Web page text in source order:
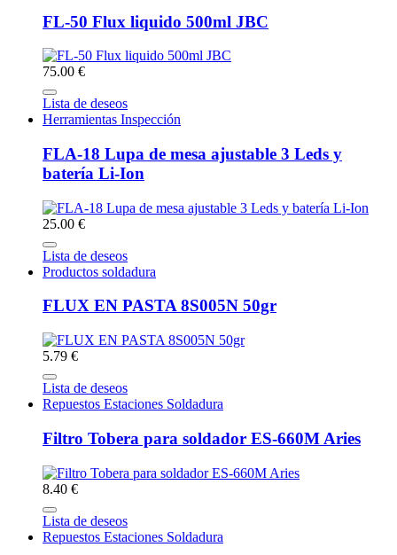
FL-50 Flux liquido 500ml JBC
75.00 €
Lista de deseos
Herramientas Inspección
FLA-18 Lupa de mesa ajustable 3 Leds y
batería Li-Ion
25.00 €
Lista de deseos
Productos soldadura
FLUX EN PASTA 8S005N 50gr
5.79 €
Lista de deseos
Repuestos Estaciones Soldadura
Filtro Tobera para soldador ES-660M Aries
8.40 €
Lista de deseos
Repuestos Estaciones Soldadura